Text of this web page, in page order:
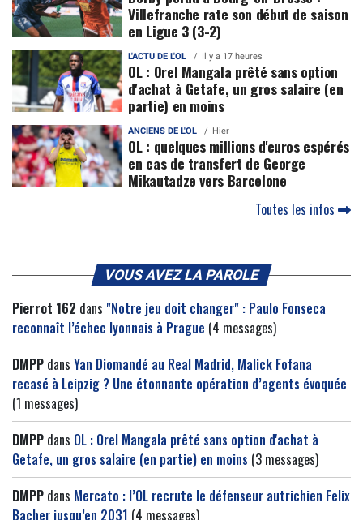
Villefranche rate son début de saison
en Ligue 3 (3-2)
L'ACTU DE L'OL Il y a 17 heures
OL : Orel Mangala prêté sans option
d'achat à Getafe, un gros salaire (en
partie) en moins
ANCIENS DE L'OL Hier
OL : quelques millions d'euros espérés
en cas de transfert de George
Mikautadze vers Barcelone
Toutes les infos
VOUS AVEZ LA PAROLE
Pierrot 162 dans "Notre jeu doit changer" : Paulo Fonseca
reconnaît l’échec lyonnais à Prague (4 messages)
DMPP dans Yan Diomandé au Real Madrid, Malick Fofana
recasé à Leipzig ? Une étonnante opération d’agents évoquée
(1 messages)
DMPP dans OL : Orel Mangala prêté sans option d'achat à
Getafe, un gros salaire (en partie) en moins (3 messages)
DMPP dans Mercato : l’OL recrute le défenseur autrichien Felix
Bacher jusqu’en 2031 (4 messages)